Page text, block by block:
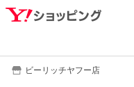
ビーリッチヤフー店